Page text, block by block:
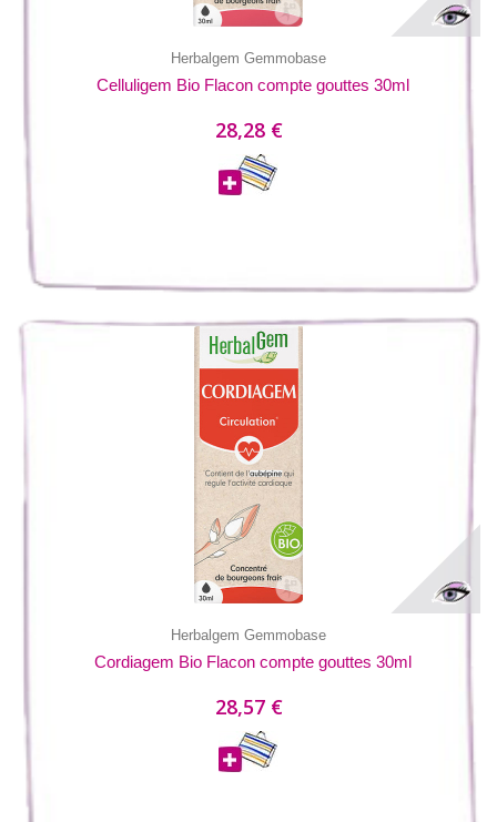
Herbalgem Gemmobase
Celluligem Bio Flacon compte gouttes 30ml
28,28 €
Herbalgem Gemmobase
Cordiagem Bio Flacon compte gouttes 30ml
28,57 €